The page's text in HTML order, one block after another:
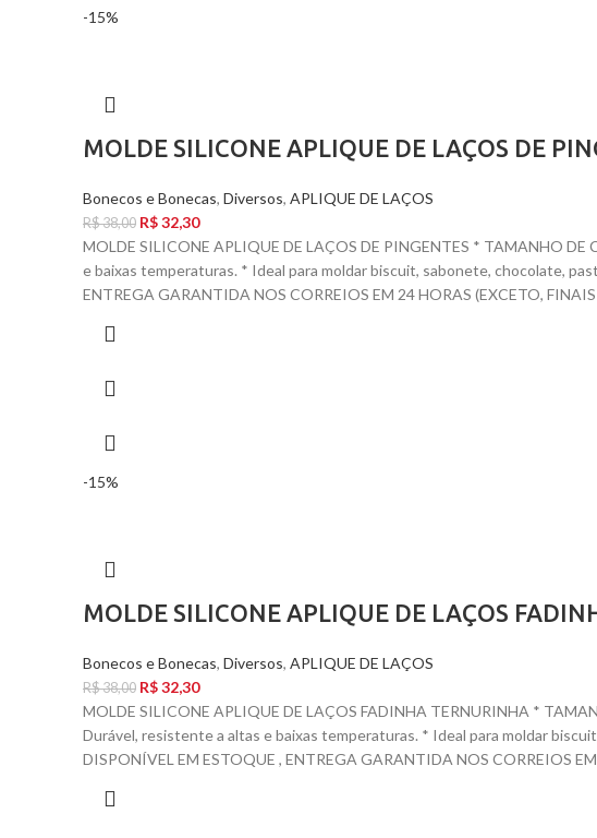
-15%
MOLDE SILICONE APLIQUE DE LAÇOS DE
Bonecos e Bonecas, Diversos, APLIQUE DE LAÇOS
R$38,00 R$32,30
MOLDE SILICONE APLIQUE DE LAÇOS DE PINGENTES * TAMANHO
e baixas temperaturas. * Ideal para moldar biscuit, sabonete, chocolate,
ENTREGA GARANTIDA NOS CORREIOS EM 24 HORAS (EXCETO,
-15%
MOLDE SILICONE APLIQUE DE LAÇOS
Bonecos e Bonecas, Diversos, APLIQUE DE LAÇOS
R$38,00 R$32,30
MOLDE SILICONE APLIQUE DE LAÇOS FADINHA TERNURINHA *
Durável, resistente a altas e baixas temperaturas. * Ideal para moldar
DISPONÍVEL EM ESTOQUE , ENTREGA GARANTIDA NOS CORREIOS